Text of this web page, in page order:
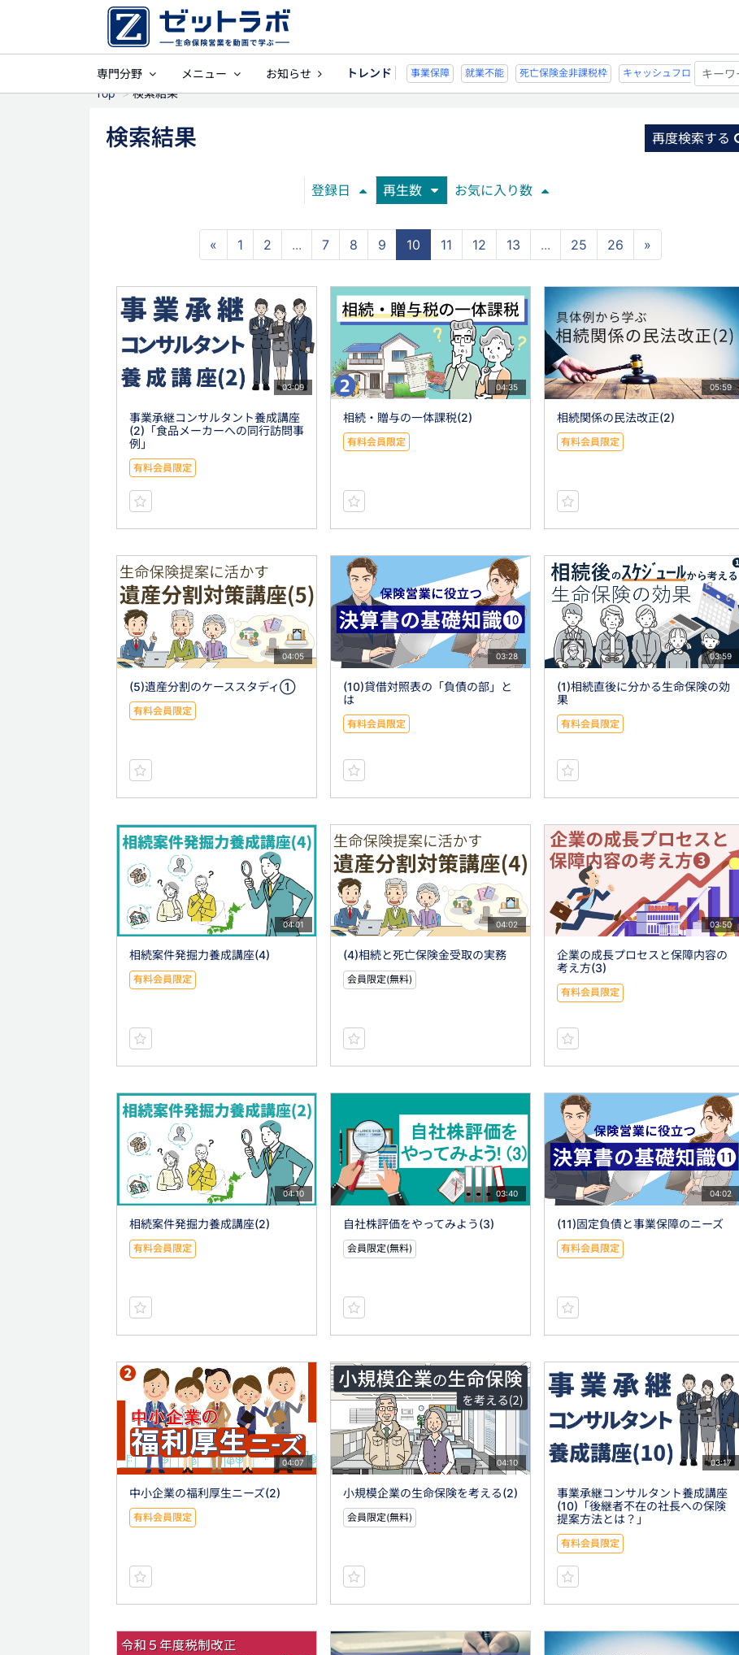
専門分野 メニュー お知らせ トレンド
事業保障 就業不能 死亡保険金非課税枠 キャッシュフロー 宗教法人 事業保障 就業不能
Top
検索結果
検索結果 再度検索する
登録日 再生数 お気に入り数
« 1 2 ... 7 8 9 10 11 12 13 ... 25 26 »
03:09
事業承継コンサルタント養成講座
(2)「食品メーカーへの同行訪問事
例」
有料会員限定
04:35
相続・贈与の一体課税(2)
有料会員限定
05:59
相続関係の民法改正(2)
有料会員限定
04:05
(5)遺産分割のケーススタディ①
有料会員限定
03:28
(10)貸借対照表の「負債の部」と
は
有料会員限定
03:59
(1)相続直後に分かる生命保険の効
果
有料会員限定
04:01
相続案件発掘力養成講座(4)
有料会員限定
04:02
(4)相続と死亡保険金受取の実務
会員限定(無料)
03:50
企業の成長プロセスと保障内容の
考え方(3)
有料会員限定
04:10
相続案件発掘力養成講座(2)
有料会員限定
03:40
自社株評価をやってみよう(3)
会員限定(無料)
04:02
(11)固定負債と事業保障のニーズ
有料会員限定
04:07
中小企業の福利厚生ニーズ(2)
有料会員限定
04:10
小規模企業の生命保険を考える(2)
会員限定(無料)
03:17
事業承継コンサルタント養成講座
(10)「後継者不在の社長への保険
提案方法とは？」
有料会員限定